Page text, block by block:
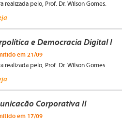
realizada pelo, Prof. Dr. Wilson Gomes.
e Democracia Digital I
em 21/09
realizada pelo, Prof. Dr. Wilson Gomes.
Corporativa II
em 17/09